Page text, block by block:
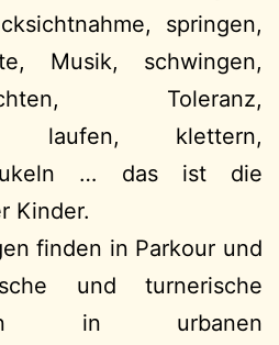
springen,
Musik, schwingen,
Toleranz,
laufen, klettern,
… das ist die
Kinder.
finden in Parkour und
und turnerische
in urbanen